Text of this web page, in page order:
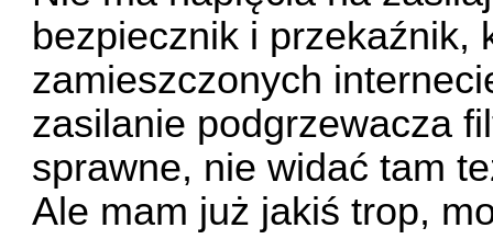
bezpiecznik i przekaźnik,
zamieszczonych
zasilanie podgrzewacza
sprawne, nie widać tam
Ale mam już jakiś trop,